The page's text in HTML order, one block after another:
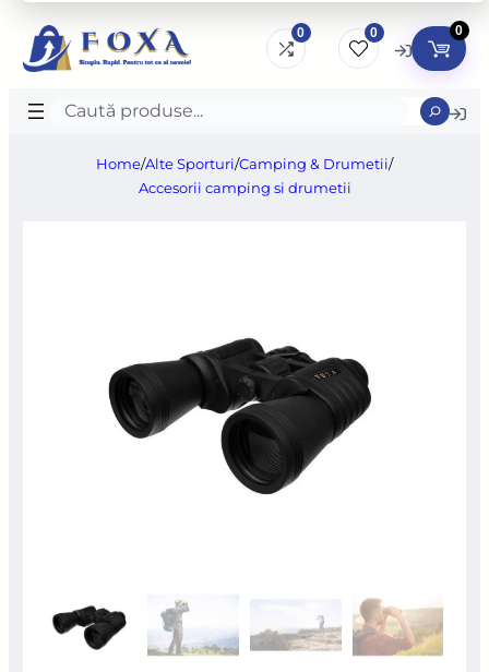
0 0 0
Caută
Home/Alte Sporturi/Camping & Drumetii/
Accesorii camping si drumetii